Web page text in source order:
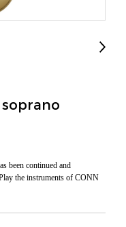
soprano
been continued and
the instruments of CONN